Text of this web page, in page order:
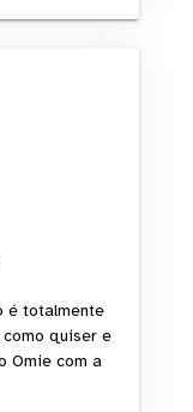
é totalmente
quiser e
Omie com a